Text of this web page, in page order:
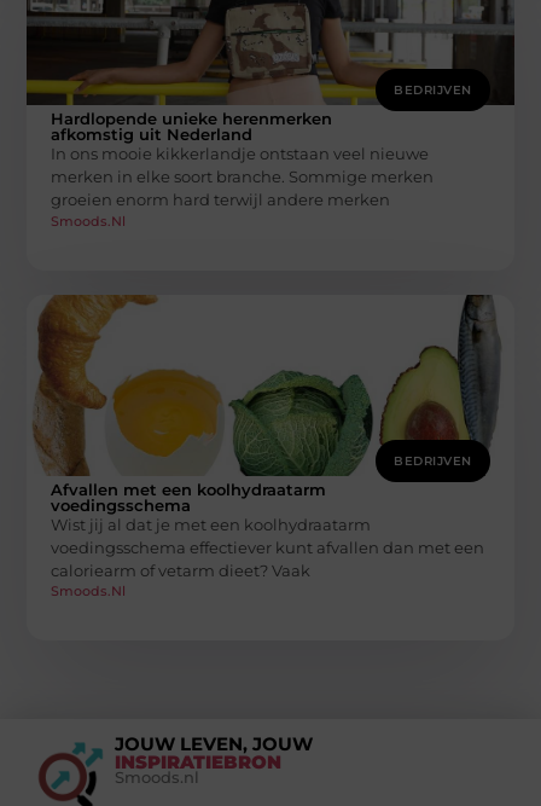
BEDRIJVEN
Hardlopende unieke herenmerken
afkomstig uit Nederland
In ons mooie kikkerlandje ontstaan veel nieuwe
merken in elke soort branche. Sommige merken
groeien enorm hard terwijl andere merken
Smoods.nl
BEDRIJVEN
Afvallen met een koolhydraatarm
voedingsschema
Wist jij al dat je met een koolhydraatarm
voedingsschema effectiever kunt afvallen dan met een
caloriearm of vetarm dieet? Vaak
Smoods.nl
JOUW LEVEN, JOUW
INSPIRATIEBRON
Smoods.nl